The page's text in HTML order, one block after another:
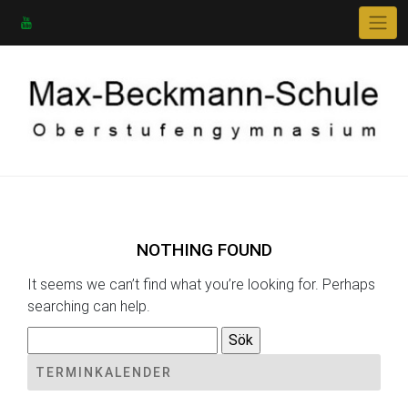
NOTHING FOUND
It seems we can’t find what you’re looking for. Perhaps
searching can help.
efter:
TERMINKALENDER